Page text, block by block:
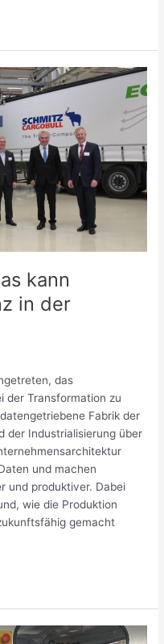
kann
in der
das
der Transformation zu
Fabrik der
der Industrialisierung über
und machen
und produktiver. Dabei
wie die Produktion
gemacht